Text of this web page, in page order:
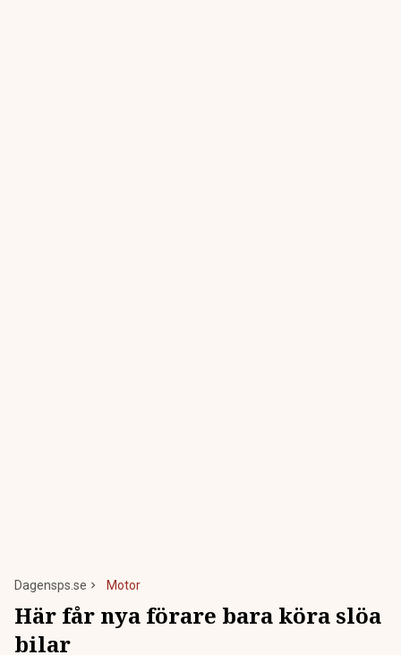
Dagensps.se Motor
Här får nya förare bara köra slöa
bilar